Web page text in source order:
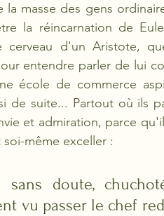
masse des gens
la réincarnation de
d'un Aristote,
entendre parler de lui
école de commerce
de suite... Partout où ils
et admiration, parce
même exceller :
sans doute,
vu passer le chef